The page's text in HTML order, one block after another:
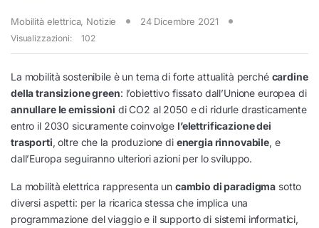
Mobilità elettrica, Notizie 24 Dicembre 2021
Visualizzazioni: 102
La mobilità sostenibile è un tema di forte attualità perché cardine
della transizione green: l’obiettivo fissato dall’Unione europea di
annullare le emissioni di CO2 al 2050 e di ridurle drasticamente
entro il 2030 sicuramente coinvolge l’elettrificazione dei
trasporti, oltre che la produzione di energia rinnovabile, e
dall’Europa seguiranno ulteriori azioni per lo sviluppo.
La mobilità elettrica rappresenta un cambio di paradigma sotto
diversi aspetti: per la ricarica stessa che implica una
programmazione del viaggio e il supporto di sistemi informatici,